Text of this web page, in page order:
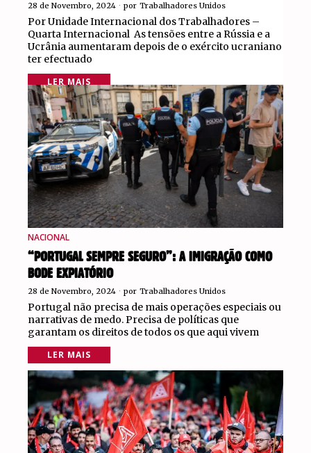
28 de Novembro, 2024 por Trabalhadores Unidos
Por Unidade Internacional dos Trabalhadores –
Quarta Internacional As tensões entre a Rússia e a
Ucrânia aumentaram depois de o exército ucraniano
ter efectuado
LER MAIS
NACIONAL
“PORTUGAL SEMPRE SEGURO”: A IMIGRAÇÃO COMO
BODE EXPIATÓRIO
28 de Novembro, 2024 por Trabalhadores Unidos
Portugal não precisa de mais operações especiais ou
narrativas de medo. Precisa de políticas que
garantam os direitos de todos os que aqui vivem
LER MAIS